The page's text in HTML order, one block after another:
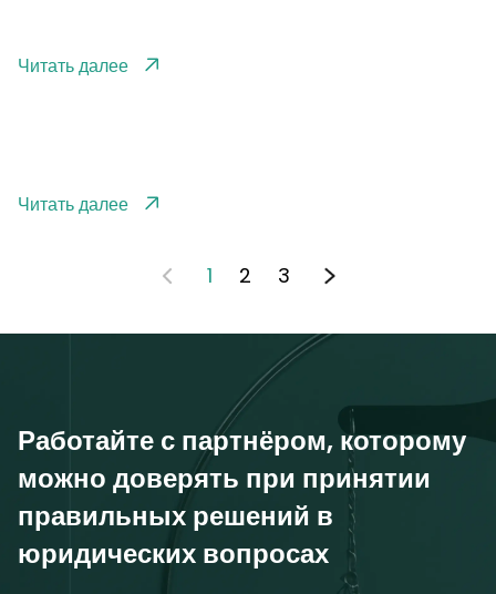
Читать далее
Читать далее
1 2 3
Работайте с партнёром, которому
можно доверять при принятии
правильных решений в
юридических вопросах